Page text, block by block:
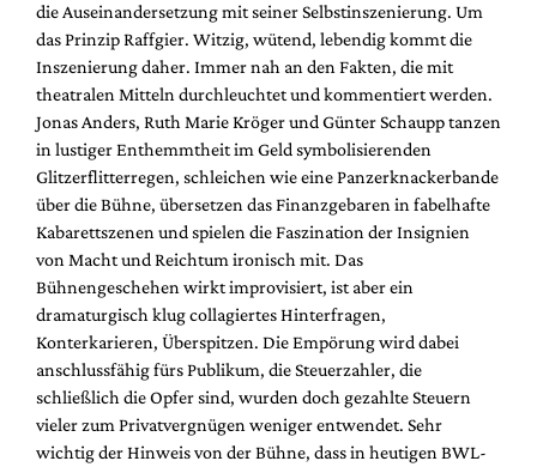
die Auseinandersetzung mit seiner Selbstinszenierung. Um
das Prinzip Raffgier. Witzig, wütend, lebendig kommt die
Inszenierung daher. Immer nah an den Fakten, die mit
theatralen Mitteln durchleuchtet und kommentiert werden.
Jonas Anders, Ruth Marie Kröger und Günter Schaupp tanzen
in lustiger Enthemmtheit im Geld symbolisierenden
Glitzerflitterregen, schleichen wie eine Panzerknackerbande
über die Bühne, übersetzen das Finanzgebaren in fabelhafte
Kabarettszenen und spielen die Faszination der Insignien
von Macht und Reichtum ironisch mit. Das
Bühnengeschehen wirkt improvisiert, ist aber ein
dramaturgisch klug collagiertes Hinterfragen,
Konterkarieren, Überspitzen. Die Empörung wird dabei
anschlussfähig fürs Publikum, die Steuerzahler, die
schließlich die Opfer sind, wurden doch gezahlte Steuern
vieler zum Privatvergnügen weniger entwendet. Sehr
wichtig der Hinweis von der Bühne, dass in heutigen BWL-